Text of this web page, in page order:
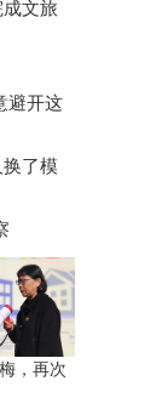
文旅
避开这
了模
，再次